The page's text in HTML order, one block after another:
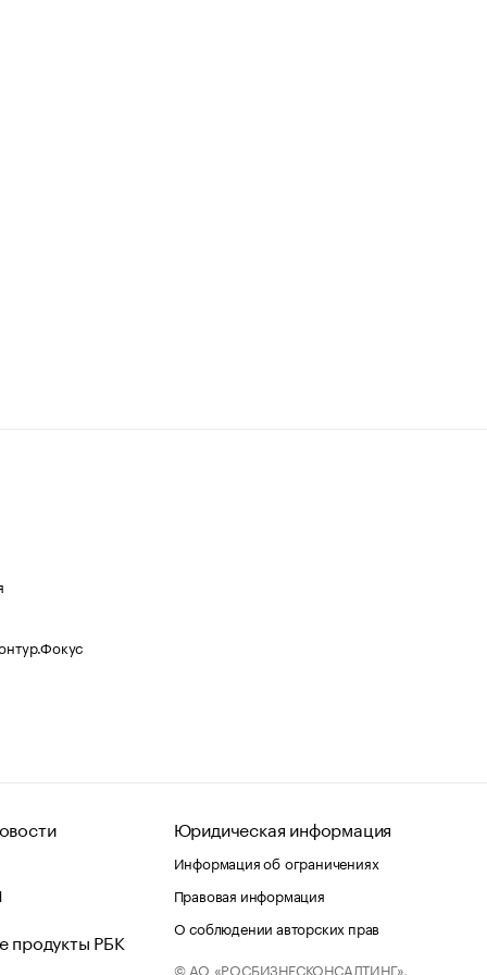
продукты РБК
Юридическая информация
Информация об ограничениях
Правовая информация
О соблюдении авторских прав
© АО «РОСБИЗНЕСКОНСАЛТИНГ»,